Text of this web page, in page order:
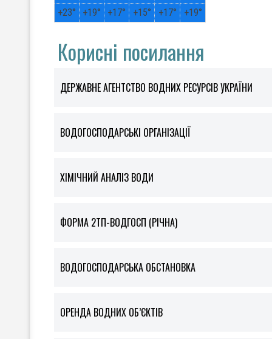
+23° +19° +17° +15° +17° +19°
Корисні посилання
ДЕРЖАВНЕ АГЕНТСТВО ВОДНИХ РЕСУРСІВ УКРАЇНИ
ВОДОГОСПОДАРСЬКІ ОРГАНІЗАЦІЇ
ХІМІЧНИЙ АНАЛІЗ ВОДИ
ФOРМА 2ТП-ВОДГОСП (РІЧНА)
ВОДОГОСПОДАРСЬКА ОБСТАНОВКА
ОРЕНДА ВОДНИХ ОБ’ЄКТІВ